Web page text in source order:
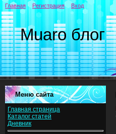
Muaro блог
Главная Регистрация Вход
Меню сайта
Главная страница
Каталог статей
Дневник